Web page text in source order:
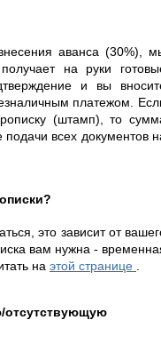
аванса (30%),
на руки
и вы
платежом.
(штамп), то
всех документов
это зависит от
вам нужна -
на этой странице .
отсутствующую